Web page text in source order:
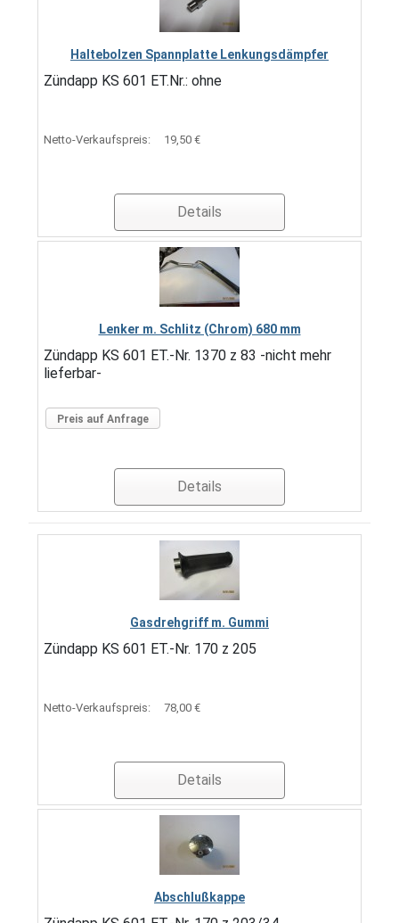
Haltebolzen Spannplatte Lenkungsdämpfer
Zündapp KS 601 ET.Nr.: ohne
Netto-Verkaufspreis: 19,50 €
Details
Lenker m. Schlitz (Chrom) 680 mm
Zündapp KS 601 ET.-Nr. 1370 z 83 -nicht mehr
lieferbar-
Preis auf Anfrage
Details
Gasdrehgriff m. Gummi
Zündapp KS 601 ET.-Nr. 170 z 205
Netto-Verkaufspreis: 78,00 €
Details
Abschlußkappe